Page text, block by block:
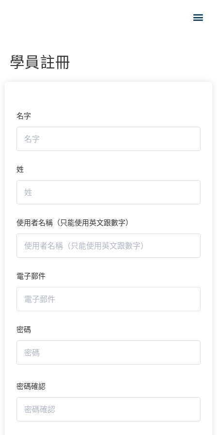
學員註冊
名字
姓
使用者名稱（只能使用英文跟數字）
電子郵件
密碼
密碼確認